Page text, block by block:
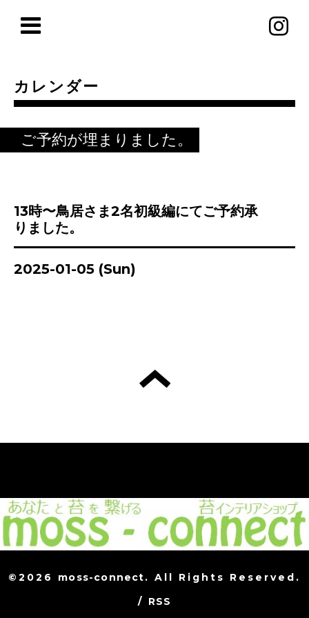
カレンダー
ご予約が埋まりました。
13時〜鳥居さま2名初級編にてご予約承
りました。
2025-01-05 (Sun)
©2026 moss-connect. All Rights Reserved.
/ RSS